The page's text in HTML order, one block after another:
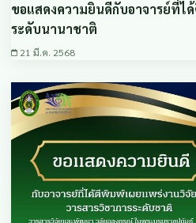
ขอแสดงความยินดีกับอาจารย์ที่ไ
ระดับนานาชาติ
21 มี.ค. 2568